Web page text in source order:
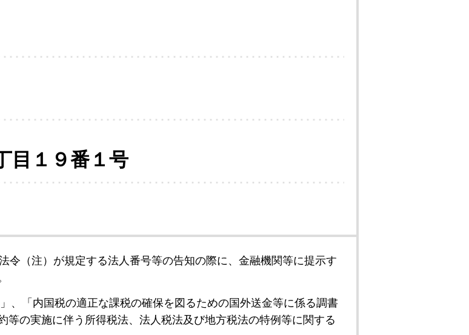
目１９番１号
令（注）が規定する法人番号等の告知の際に、金融機関等に提示す
、「内国税の適正な課税の確保を図るための国外送金等に係る調書
等の実施に伴う所得税法、法人税法及び地方税法の特例等に関する